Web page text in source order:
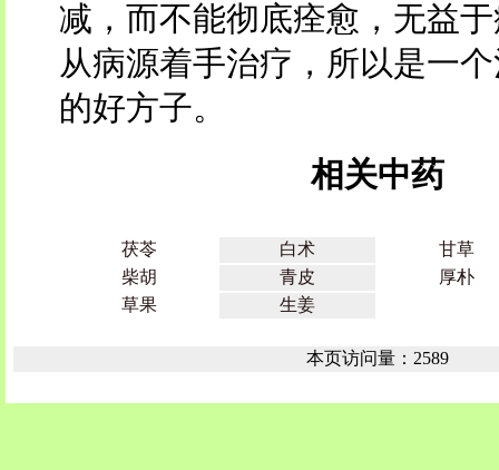
减，而不能彻底痊愈，无益
从病源着手治疗，所以是一
的好方子。
相关中药
茯苓 白术
甘草
柴胡
青皮
厚朴
草果
生姜
本页访问量：2589